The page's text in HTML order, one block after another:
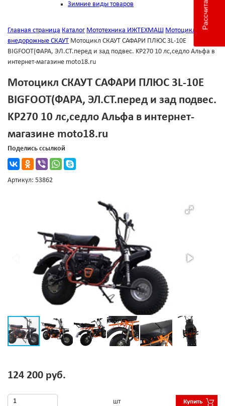
Зимние виды товаров
Главная страница Каталог Мототехника ИЖТЕХМАШ Мотоциклы
внедорожные СКАУТ Мотоцикл СКАУТ САФАРИ ПЛЮС 3L-10Е
BIGFOOT(ФАРА, ЭЛ.СТ.перед и зад подвес. KP270 10 лс,седло Альфа в
интернет-магазине moto18.ru
Мотоцикл СКАУТ САФАРИ ПЛЮС 3L-10Е
BIGFOOT(ФАРА, ЭЛ.СТ.перед и зад подвес.
KP270 10 лс,седло Альфа в интернет-
магазине moto18.ru
Поделись ссылкой
Артикул: 53862
124 200 руб.
шт Купить